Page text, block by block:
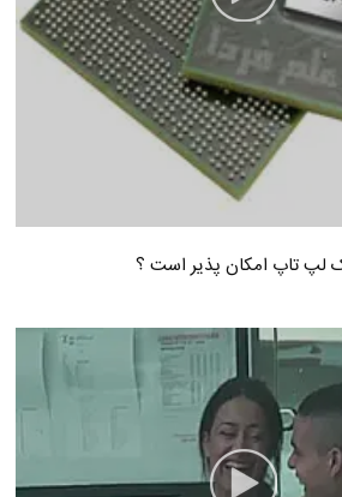
لپ تاپ امکان پذیر است ؟